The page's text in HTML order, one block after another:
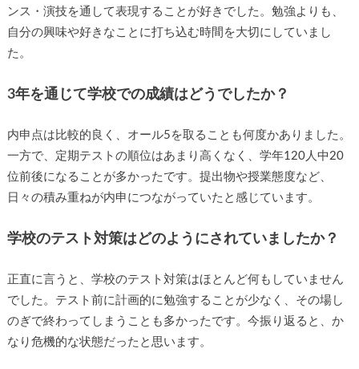
ンス・演技を通して表現することが好きでした。勉強よりも、
自分の興味や好きなことに打ち込む時間を大切にしていまし
た。
3年を通じて学校での成績はどうでしたか？
内申点は比較的良く、オール5を取ることも何度かありました。
一方で、定期テストの順位はあまり高くなく、学年120人中20
位前後になることが多かったです。提出物や授業態度など、
日々の積み重ねが内申につながっていたと感じています。
学校のテスト対策はどのようにされていましたか？
正直に言うと、学校のテスト対策はほとんど何もしていません
でした。テスト前に計画的に勉強することが少なく、その場し
のぎで終わってしまうことも多かったです。今振り返ると、か
なり危機的な状態だったと思います。